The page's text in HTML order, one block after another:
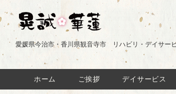
愛媛県今治市・香川県観音寺市 リハビリ・デイサー
ホーム ご挨拶 デイサービス